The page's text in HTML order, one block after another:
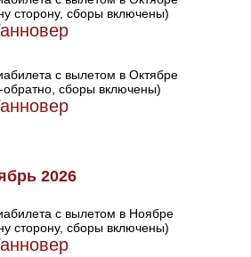
сторону, сборы включены)
с вылетом в Октябре
обратно, сборы включены)
2026
с вылетом в Ноябре
сторону, сборы включены)